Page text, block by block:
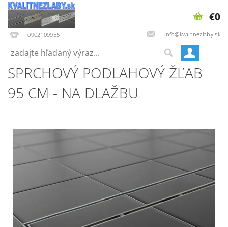
0902109955 info@kvalitnezlaby.sk
€0
SPRCHOVÝ PODLAHOVÝ ŽĽAB
95 CM - NA DLAŽBU